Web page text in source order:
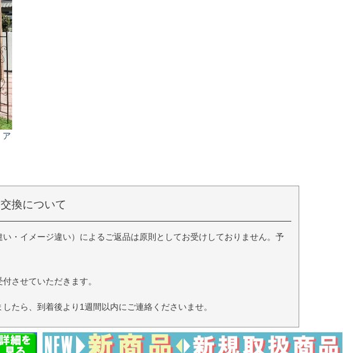
換について
・イメージ違い）によるご返品は原則としてお受けしておりません。予
させていただきます。
たら、到着後より1週間以内にご連絡くださいませ。